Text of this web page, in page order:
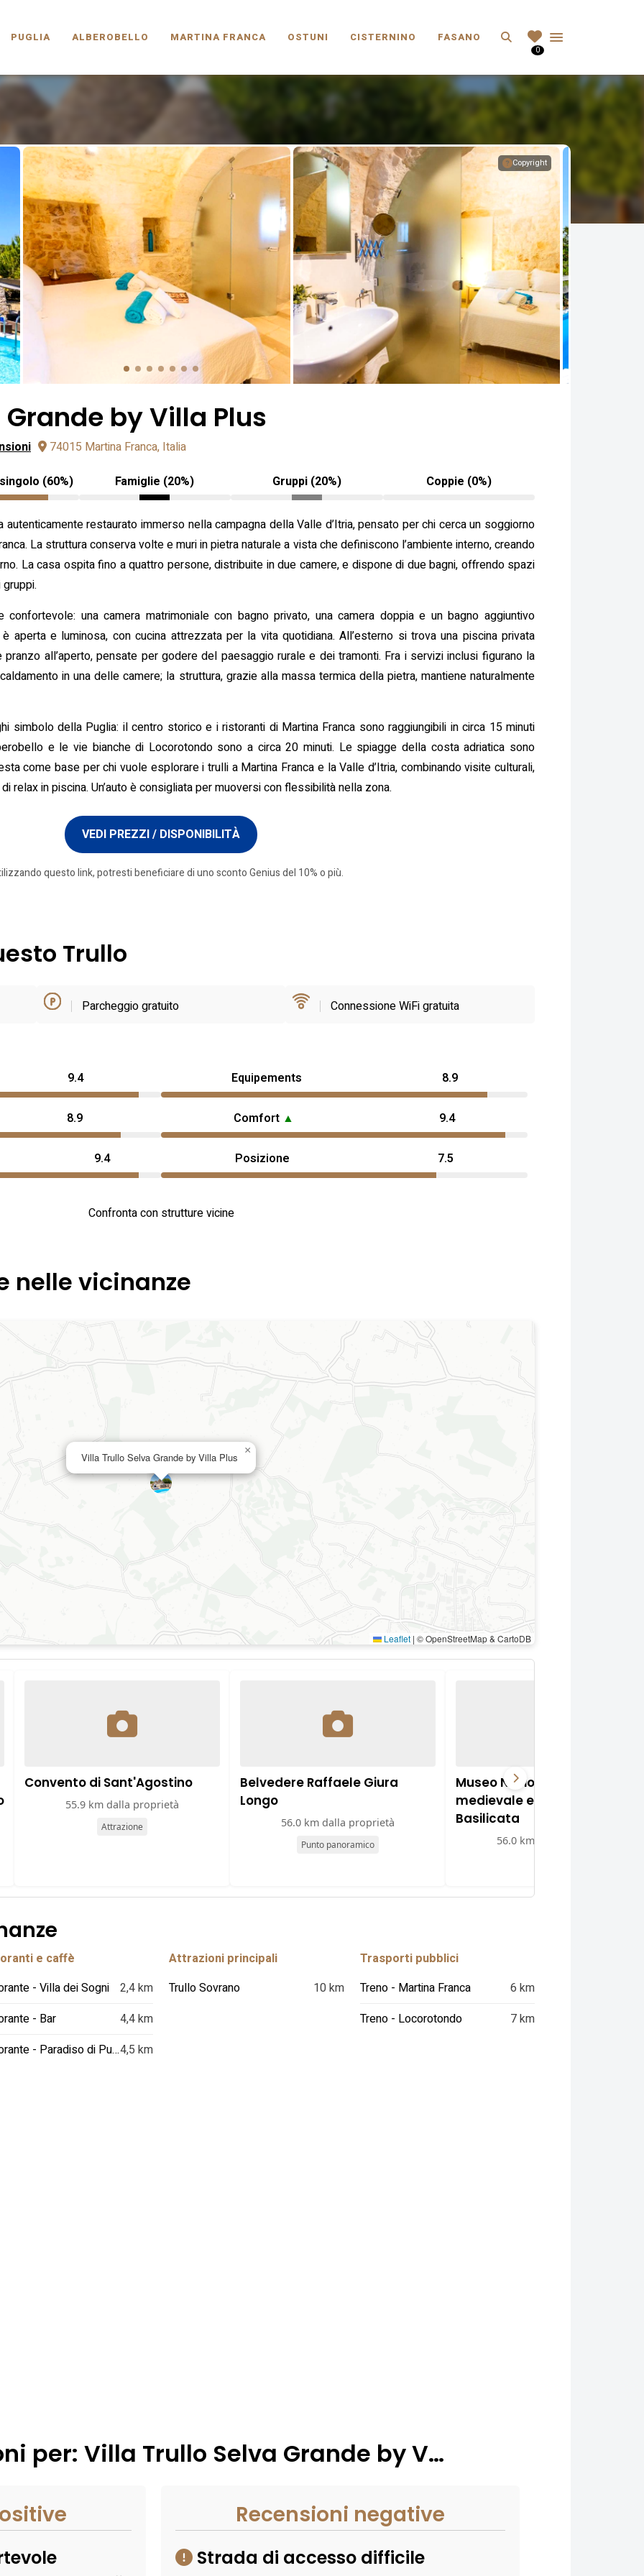
PUGLIA ALBEROBELLO MARTINA FRANCA OSTUNI CISTERNINO FASANO Search
0
Copyright
by Villa Plus
74015 Martina Franca, Italia
(60%)
Famiglie (20%) Gruppi (20%) Coppie (0%)
autenticamente restaurato immerso nella campagna della Valle d’Itria, pensato per chi cerca un soggiorno
La struttura conserva volte e muri in pietra naturale a vista che definiscono l’ambiente interno, creando
La casa ospita fino a quattro persone, distribuite in due camere, e dispone di due bagni, offrendo spazi
una camera matrimoniale con bagno privato, una camera doppia e un bagno aggiuntivo
aperta e luminosa, con cucina attrezzata per la vita quotidiana. All’esterno si trova una piscina privata
all’aperto, pensate per godere del paesaggio rurale e dei tramonti. Fra i servizi inclusi figurano la
in una delle camere; la struttura, grazie alla massa termica della pietra, mantiene naturalmente
simbolo della Puglia: il centro storico e i ristoranti di Martina Franca sono raggiungibili in circa 15 minuti
e le vie bianche di Locorotondo sono a circa 20 minuti. Le spiagge della costa adriatica sono
come base per chi vuole esplorare i trulli a Martina Franca e la Valle d’Itria, combinando visite culturali,
relax in piscina. Un’auto è consigliata per muoversi con flessibilità nella zona.
VEDI PREZZI / DISPONIBILITÀ
questo link, potresti beneficiare di uno sconto Genius del 10% o più.
Trullo
Parcheggio gratuito Connessione WiFi gratuita
9.4 Equipements 8.9
8.9 Comfort ▲ 9.4
9.4 Posizione 7.5
Confronta con strutture vicine
nelle vicinanze
Villa Trullo Selva Grande by Villa Plus
×
Leaflet | © OpenStreetMap & CartoDB
Convento di Sant'Agostino
55.9 km dalla proprietà
Attrazione
Belvedere Raffaele Giura
Longo
56.0 km dalla proprietà
Punto panoramico
Museo Nazionale d'arte
medievale e moderna della
Basilicata
56.0 km dalla proprietà
e caffè
- Villa dei Sogni
2,4 km
- Bar
4,4 km
Ristorante - Paradiso di Puglia4,5 km
Attrazioni principali
Trullo Sovrano
10 km
Trasporti pubblici
Treno - Martina Franca
6 km
Treno - Locorotondo
7 km
per: Villa Trullo Selva Grande by V…
Recensioni negative
Strada di accesso difficile